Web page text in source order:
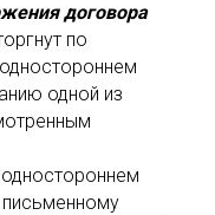
договора
по
одной из
письменному